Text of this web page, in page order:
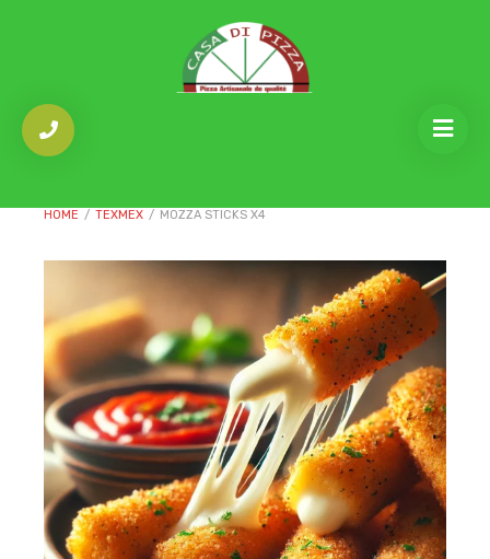
HOME / TEXMEX / MOZZA STICKS X4